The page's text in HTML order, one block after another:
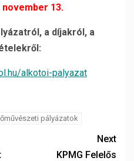
november 13.
a díjakról, a
alkotoi-palyazat
pályázatok
Next
KPMG Felelős